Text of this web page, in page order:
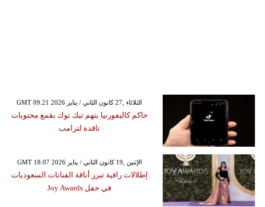
GMT 09:21 2026 الثلاثاء ,27 كانون الثاني / يناير
حاكم كاليفورنيا يتهم تيك توك بقمع محتويات
ناقدة لترامب
GMT 18:07 2026 الإثنين ,19 كانون الثاني / يناير
إطلالات راقية تبرز أناقة الفنانات السعوديات
في حفل Joy Awards